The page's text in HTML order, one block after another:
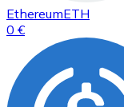
EthereumETH
0 €